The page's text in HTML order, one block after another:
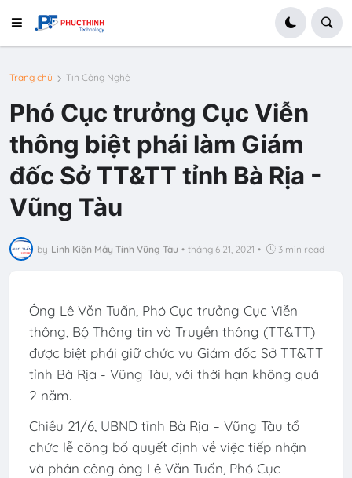
Trang chủ Tin Công Nghệ
Phó Cục trưởng Cục Viễn
thông biệt phái làm Giám
đốc Sở TT&TT tỉnh Bà Rịa -
Vũng Tàu
by Linh Kiện Máy Tính Vũng Tàu • tháng 6 21, 2021 • 3 min read
Ông Lê Văn Tuấn, Phó Cục trưởng Cục Viễn
thông, Bộ Thông tin và Truyền thông (TT&TT)
được biệt phái giữ chức vụ Giám đốc Sở TT&TT
tỉnh Bà Rịa - Vũng Tàu, với thời hạn không quá
2 năm.
Chiều 21/6, UBND tỉnh Bà Rịa – Vũng Tàu tổ
chức lễ công bố quyết định về việc tiếp nhận
và phân công ông Lê Văn Tuấn, Phó Cục